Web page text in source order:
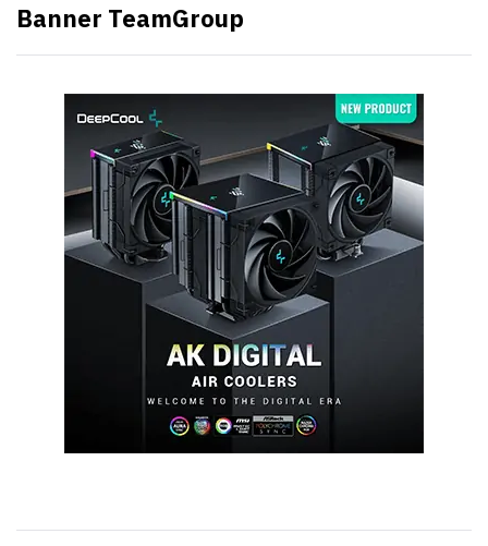
Banner TeamGroup